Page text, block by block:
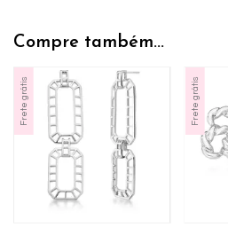
Compre também...
Frete grátis Frete grátis